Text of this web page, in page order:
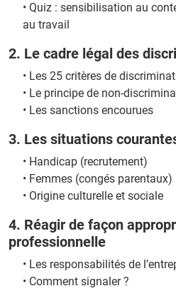
• Quiz : sensibilisation au
au travail
2. Le cadre légal des
• Les 25 critères de
• Le principe de non-
• Les sanctions encourues
3. Les situations
• Handicap (recrutement)
• Femmes (congés parentaux)
• Origine culturelle et sociale
4. Réagir de façon
professionnelle
• Les responsabilités de
• Comment signaler ?